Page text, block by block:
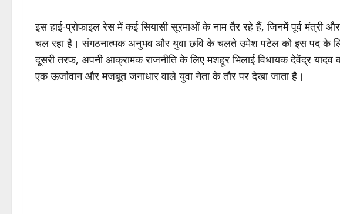
इस हाई-प्रोफाइल रेस में कई सियासी सूरमाओं के नाम तैर रहे हैं, जिनमें पूर्व
चल रहा है। संगठनात्मक अनुभव और युवा छवि के चलते उमेश पटेल को इस पद के
दूसरी तरफ, अपनी आक्रामक राजनीति के लिए मशहूर भिलाई विधायक देवेंद्र यादव
एक ऊर्जावान और मजबूत जनाधार वाले युवा नेता के तौर पर देखा जाता है।